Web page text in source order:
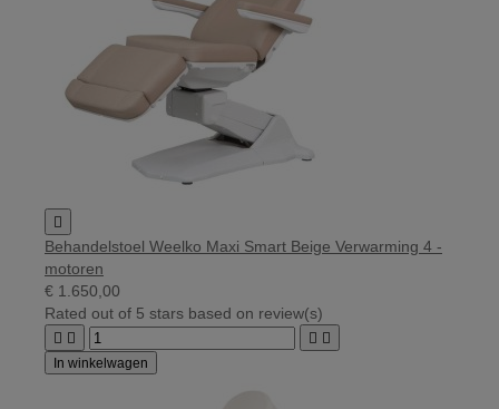

Behandelstoel Weelko Maxi Smart Beige Verwarming 4 -
motoren
€ 1.650,00
Rated out of 5 stars based on review(s)
   
In winkelwagen